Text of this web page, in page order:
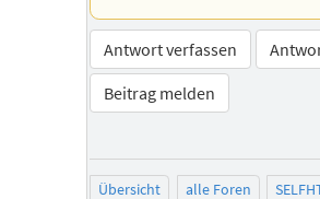
Antwort verfassen
Beitrag melden
Übersicht alle Foren